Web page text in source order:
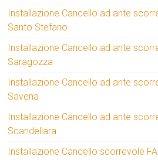
Installazione Cancello ad ante
Santo Stefano
Installazione Cancello ad ante
Saragozza
Installazione Cancello ad ante
Savena
Installazione Cancello ad ante
Scandellara
Installazione Cancello scorrevole